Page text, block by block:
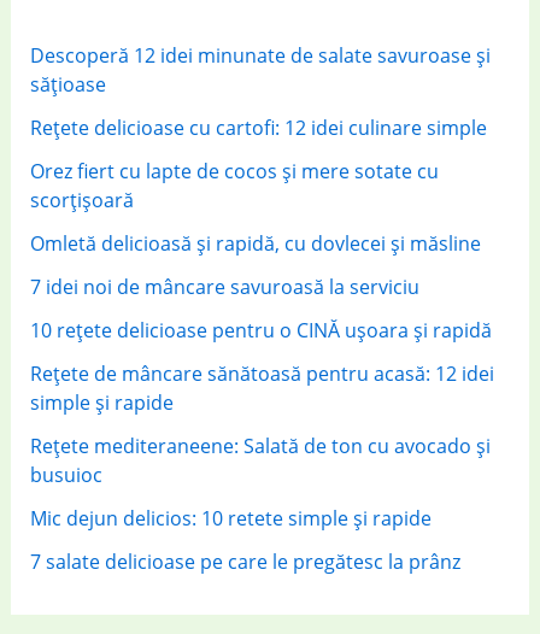
o
r
Descoperă 12 idei minunate de salate savuroase și
sățioase
Rețete delicioase cu cartofi: 12 idei culinare simple
Orez fiert cu lapte de cocos și mere sotate cu
scorțișoară
Omletă delicioasă și rapidă, cu dovlecei și măsline
7 idei noi de mâncare savuroasă la serviciu
10 rețete delicioase pentru o CINĂ ușoara și rapidă
Rețete de mâncare sănătoasă pentru acasă: 12 idei
simple și rapide
Rețete mediteraneene: Salată de ton cu avocado și
busuioc
Mic dejun delicios: 10 retete simple și rapide
7 salate delicioase pe care le pregătesc la prânz